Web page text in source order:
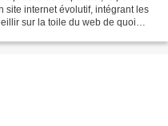
site internet évolutif, intégrant les
sur la toile du web de quoi